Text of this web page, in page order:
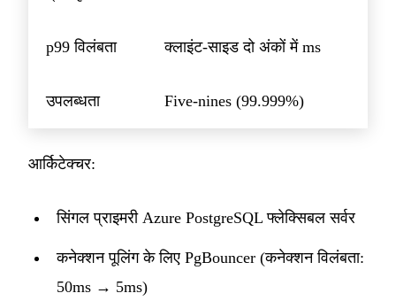
p99 विलंबता क्लाइंट-साइड दो अंकों में ms
उपलब्धता Five-nines (99.999%)
आर्किटेक्चर:
सिंगल प्राइमरी Azure PostgreSQL फ्लेक्सिबल सर्वर
कनेक्शन पूलिंग के लिए PgBouncer (कनेक्शन विलंबता:
50ms → 5ms)